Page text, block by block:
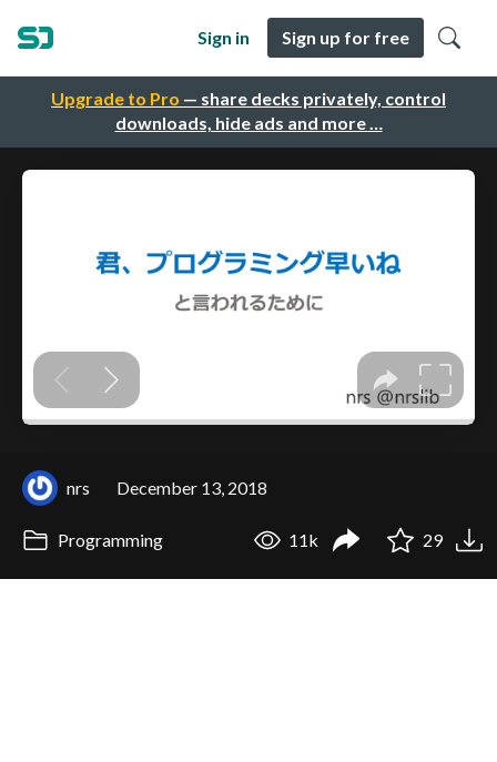
Upgrade to Pro — share decks privately, control
downloads, hide ads and more …
Sign in Sign up for free
nrs December 13, 2018
Programming 11k 29